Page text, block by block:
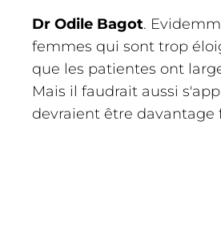
Dr Odile Bagot.
femmes qui sont trop
que les patientes ont
Mais il faudrait aussi
devraient être davantage